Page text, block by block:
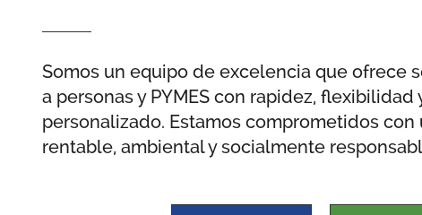
Somos un equipo de excelencia que ofrece
a personas y PYMES con rapidez, flexibilidad
personalizado. Estamos comprometidos
rentable, ambiental y socialmente